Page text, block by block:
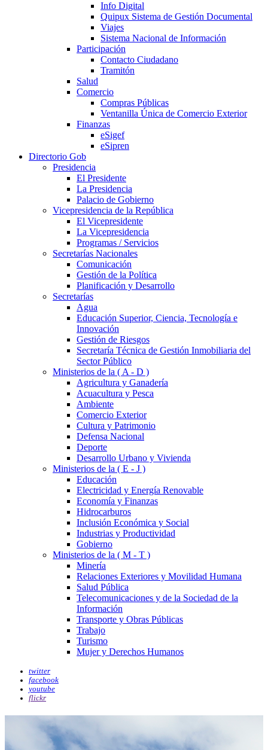
Info Digital
Quipux Sistema de Gestión Documental
Viajes
Sistema Nacional de Información
Participación
Contacto Ciudadano
Tramitón
Salud
Comercio
Compras Públicas
Ventanilla Única de Comercio Exterior
Finanzas
eSigef
eSipren
Directorio Gob
Presidencia
El Presidente
La Presidencia
Palacio de Gobierno
Vicepresidencia de la República
El Vicepresidente
La Vicepresidencia
Programas / Servicios
Secretarías Nacionales
Comunicación
Gestión de la Política
Planificación y Desarrollo
Secretarías
Agua
Educación Superior, Ciencia, Tecnología e
Innovación
Gestión de Riesgos
Secretaría Técnica de Gestión Inmobiliaria del
Sector Público
Ministerios de la ( A - D )
Agricultura y Ganadería
Acuacultura y Pesca
Ambiente
Comercio Exterior
Cultura y Patrimonio
Defensa Nacional
Deporte
Desarrollo Urbano y Vivienda
Ministerios de la ( E - J )
Educación
Electricidad y Energía Renovable
Economía y Finanzas
Hidrocarburos
Inclusión Económica y Social
Industrias y Productividad
Gobierno
Ministerios de la ( M - T )
Minería
Relaciones Exteriores y Movilidad Humana
Salud Pública
Telecomunicaciones y de la Sociedad de la
Información
Transporte y Obras Públicas
Trabajo
Turismo
Mujer y Derechos Humanos
twitter
facebook
youtube
flickr